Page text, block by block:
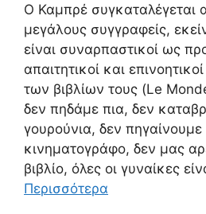
Ο Καμπρέ συγκαταλέγεται
μεγάλους συγγραφείς,
είναι συναρπαστικοί ως
απαιτητικοί και
των βιβλίων τους (Le
δεν πηδάμε πια, δεν
γουρούνια, δεν πηγαίνουμε
κινηματογράφο, δεν μας
βιβλίο, όλες οι γυναίκες
Περισσότερα